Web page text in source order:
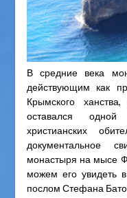
В средние века
действующим как
Крымского
оставался
христианских
документальное
монастыря на мысе
можем его увидеть
послом Стефана